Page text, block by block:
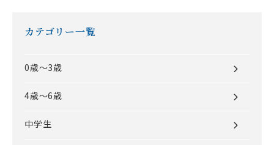
カテゴリー一覧
0歳～3歳
4歳～6歳
中学生